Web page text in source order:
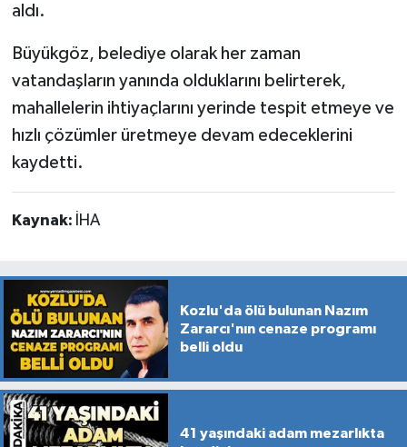
aldı.
Büyükgöz, belediye olarak her zaman
vatandaşların yanında olduklarını belirterek,
mahallelerin ihtiyaçlarını yerinde tespit etmeye ve
hızlı çözümler üretmeye devam edeceklerini
kaydetti.
Kaynak: İHA
Kozlu'da ölü bulunan Nazım
Zararcı'nın cenaze programı
belli oldu
41 yaşındaki adam mezarlıkta